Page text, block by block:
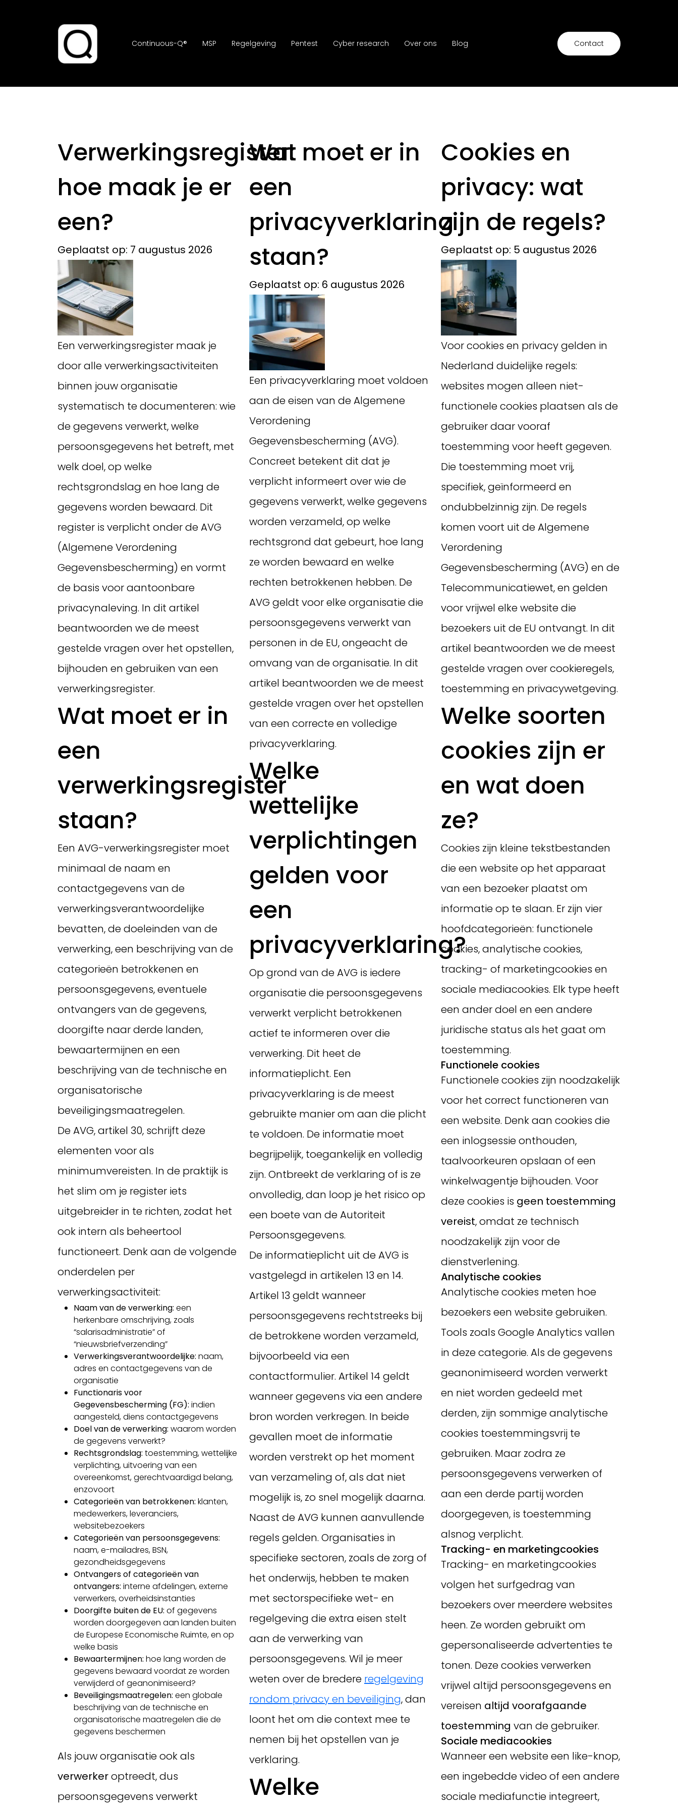
Continuous-Q® MSP Regelgeving Pentest Cyber research Over ons Blog Contact
Verwerkingsregister:
hoe maak je er
een?
Geplaatst op: 7 augustus 2026
Een verwerkingsregister maak je
door alle verwerkingsactiviteiten
binnen jouw organisatie
systematisch te documenteren: wie
de gegevens verwerkt, welke
persoonsgegevens het betreft, met
welk doel, op welke
rechtsgrondslag en hoe lang de
gegevens worden bewaard. Dit
register is verplicht onder de AVG
(Algemene Verordening
Gegevensbescherming) en vormt
de basis voor aantoonbare
privacynaleving. In dit artikel
beantwoorden we de meest
gestelde vragen over het opstellen,
bijhouden en gebruiken van een
verwerkingsregister.
Wat moet er in
een
verwerkingsregister
staan?
Een AVG-verwerkingsregister moet
minimaal de naam en
contactgegevens van de
verwerkingsverantwoordelijke
bevatten, de doeleinden van de
verwerking, een beschrijving van de
categorieën betrokkenen en
persoonsgegevens, eventuele
ontvangers van de gegevens,
doorgifte naar derde landen,
bewaartermijnen en een
beschrijving van de technische en
organisatorische
beveiligingsmaatregelen.
De AVG, artikel 30, schrijft deze
elementen voor als
minimumvereisten. In de praktijk is
het slim om je register iets
uitgebreider in te richten, zodat het
ook intern als beheertool
functioneert. Denk aan de volgende
onderdelen per
verwerkingsactiviteit:
Naam van de verwerking: een
herkenbare omschrijving, zoals
“salarisadministratie” of
“nieuwsbriefverzending”
Verwerkingsverantwoordelijke: naam,
adres en contactgegevens van de
organisatie
Functionaris voor
Gegevensbescherming (FG): indien
aangesteld, diens contactgegevens
Doel van de verwerking: waarom worden
de gegevens verwerkt?
Rechtsgrondslag: toestemming, wettelijke
verplichting, uitvoering van een
overeenkomst, gerechtvaardigd belang,
enzovoort
Categorieën van betrokkenen: klanten,
medewerkers, leveranciers,
websitebezoekers
Categorieën van persoonsgegevens:
naam, e-mailadres, BSN,
gezondheidsgegevens
Ontvangers of categorieën van
ontvangers: interne afdelingen, externe
verwerkers, overheidsinstanties
Doorgifte buiten de EU: of gegevens
worden doorgegeven aan landen buiten
de Europese Economische Ruimte, en op
welke basis
Bewaartermijnen: hoe lang worden de
gegevens bewaard voordat ze worden
verwijderd of geanonimiseerd?
Beveiligingsmaatregelen: een globale
beschrijving van de technische en
organisatorische maatregelen die de
gegevens beschermen
Als jouw organisatie ook als
verwerkeroptreedt, dus
persoonsgegevens verwerkt
Wat moet er in
een
privacyverklaring
staan?
Geplaatst op: 6 augustus 2026
Een privacyverklaring moet voldoen
aan de eisen van de Algemene
Verordening
Gegevensbescherming (AVG).
Concreet betekent dit dat je
verplicht informeert over wie de
gegevens verwerkt, welke gegevens
worden verzameld, op welke
rechtsgrond dat gebeurt, hoe lang
ze worden bewaard en welke
rechten betrokkenen hebben. De
AVG geldt voor elke organisatie die
persoonsgegevens verwerkt van
personen in de EU, ongeacht de
omvang van de organisatie. In dit
artikel beantwoorden we de meest
gestelde vragen over het opstellen
van een correcte en volledige
privacyverklaring.
Welke
wettelijke
verplichtingen
gelden voor
een
privacyverklaring?
Op grond van de AVG is iedere
organisatie die persoonsgegevens
verwerkt verplicht betrokkenen
actief te informeren over die
verwerking. Dit heet de
informatieplicht. Een
privacyverklaring is de meest
gebruikte manier om aan die plicht
te voldoen. De informatie moet
begrijpelijk, toegankelijk en volledig
zijn. Ontbreekt de verklaring of is ze
onvolledig, dan loop je het risico op
een boete van de Autoriteit
Persoonsgegevens.
De informatieplicht uit de AVG is
vastgelegd in artikelen 13 en 14.
Artikel 13 geldt wanneer
persoonsgegevens rechtstreeks bij
de betrokkene worden verzameld,
bijvoorbeeld via een
contactformulier. Artikel 14 geldt
wanneer gegevens via een andere
bron worden verkregen. In beide
gevallen moet de informatie
worden verstrekt op het moment
van verzameling of, als dat niet
mogelijk is, zo snel mogelijk daarna.
Naast de AVG kunnen aanvullende
regels gelden. Organisaties in
specifieke sectoren, zoals de zorg of
het onderwijs, hebben te maken
met sectorspecifieke wet- en
regelgeving die extra eisen stelt
aan de verwerking van
persoonsgegevens. Wil je meer
weten over de bredere regelgeving
rondom privacy en beveiliging, dan
loont het om die context mee te
nemen bij het opstellen van je
verklaring.
Welke
Cookies en
privacy: wat
zijn de regels?
Geplaatst op: 5 augustus 2026
Voor cookies en privacy gelden in
Nederland duidelijke regels:
websites mogen alleen niet-
functionele cookies plaatsen als de
gebruiker daar vooraf
toestemming voor heeft gegeven.
Die toestemming moet vrij,
specifiek, geïnformeerd en
ondubbelzinnig zijn. De regels
komen voort uit de Algemene
Verordening
Gegevensbescherming (AVG) en de
Telecommunicatiewet, en gelden
voor vrijwel elke website die
bezoekers uit de EU ontvangt. In dit
artikel beantwoorden we de meest
gestelde vragen over cookieregels,
toestemming en privacywetgeving.
Welke soorten
cookies zijn er
en wat doen
ze?
Cookies zijn kleine tekstbestanden
die een website op het apparaat
van een bezoeker plaatst om
informatie op te slaan. Er zijn vier
hoofdcategorieën: functionele
cookies, analytische cookies,
tracking- of marketingcookies en
sociale mediacookies. Elk type heeft
een ander doel en een andere
juridische status als het gaat om
toestemming.
Functionele cookies
Functionele cookies zijn noodzakelijk
voor het correct functioneren van
een website. Denk aan cookies die
een inlogsessie onthouden,
taalvoorkeuren opslaan of een
winkelwagentje bijhouden. Voor
deze cookies is geen toestemming
vereist, omdat ze technisch
noodzakelijk zijn voor de
dienstverlening.
Analytische cookies
Analytische cookies meten hoe
bezoekers een website gebruiken.
Tools zoals Google Analytics vallen
in deze categorie. Als de gegevens
geanonimiseerd worden verwerkt
en niet worden gedeeld met
derden, zijn sommige analytische
cookies toestemmingsvrij te
gebruiken. Maar zodra ze
persoonsgegevens verwerken of
aan een derde partij worden
doorgegeven, is toestemming
alsnog verplicht.
Tracking- en marketingcookies
Tracking- en marketingcookies
volgen het surfgedrag van
bezoekers over meerdere websites
heen. Ze worden gebruikt om
gepersonaliseerde advertenties te
tonen. Deze cookies verwerken
vrijwel altijd persoonsgegevens en
vereisen altijd voorafgaande
toestemming van de gebruiker.
Sociale mediacookies
Wanneer een website een like-knop,
een ingebedde video of een andere
sociale mediafunctie integreert,